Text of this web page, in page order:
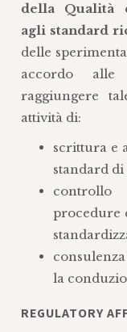
della Qualità
agli standard
delle
accordo alle
raggiungere
attività di:
scrittura e
standard
controllo
procedure
la
REGULATORY